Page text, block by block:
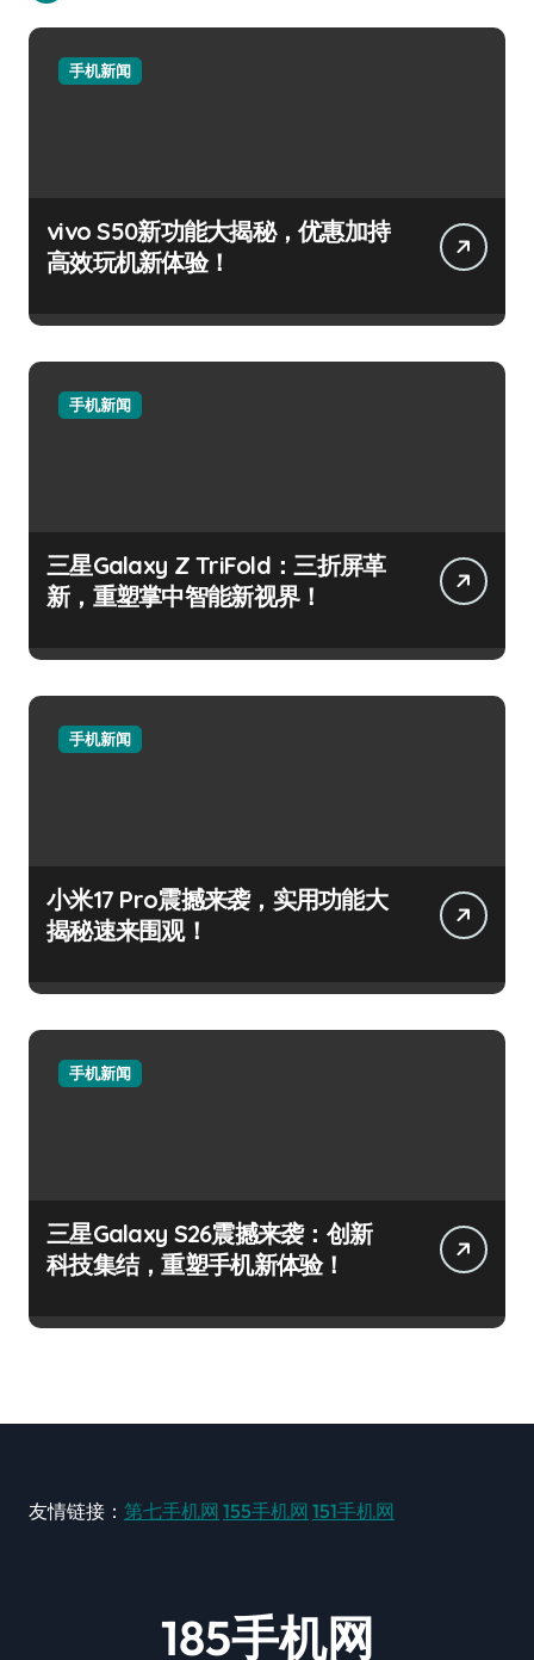
手机新闻
vivo S50新功能大揭秘，优惠加持
高效玩机新体验！
手机新闻
三星Galaxy Z TriFold：三折屏革
新，重塑掌中智能新视界！
手机新闻
小米17 Pro震撼来袭，实用功能大
揭秘速来围观！
手机新闻
三星Galaxy S26震撼来袭：创新
科技集结，重塑手机新体验！
友情链接： 第七手机网 155手机网 151手机网
185手机网